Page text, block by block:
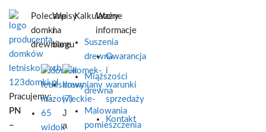
Pracujemy:
PN
–
Polecane
domki
drewniane
Wpisy
na
blogu
J
a
Kalkulatory
Suszenia
drewna
Miąższości
drewna
Malowania
pomieszczenia
Ważne
informacje
Gwarancja
i
warunki
sprzedaży
Kontakt